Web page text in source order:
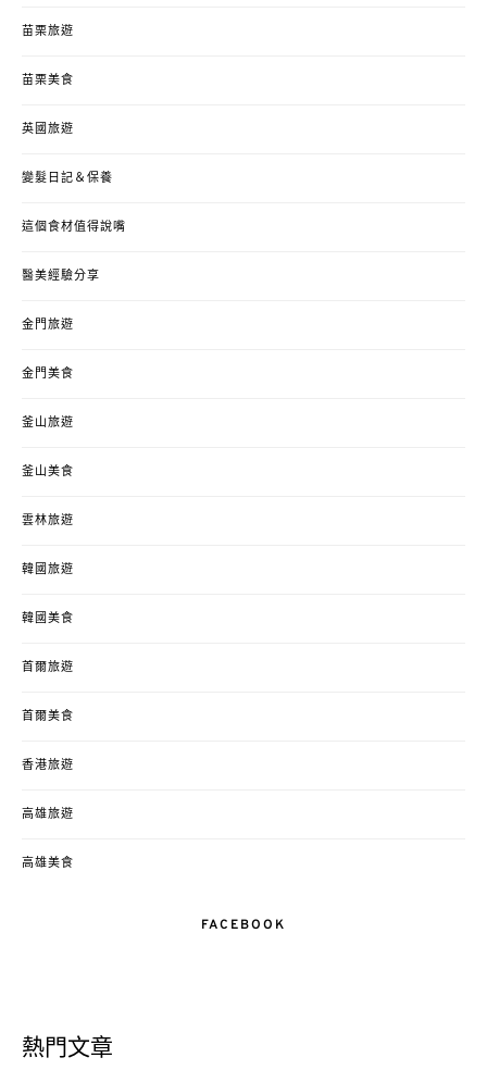
苗栗旅遊
苗栗美食
英國旅遊
變髮日記＆保養
這個食材值得說嘴
醫美經驗分享
金門旅遊
金門美食
釜山旅遊
釜山美食
雲林旅遊
韓國旅遊
韓國美食
首爾旅遊
首爾美食
香港旅遊
高雄旅遊
高雄美食
FACEBOOK
熱門文章